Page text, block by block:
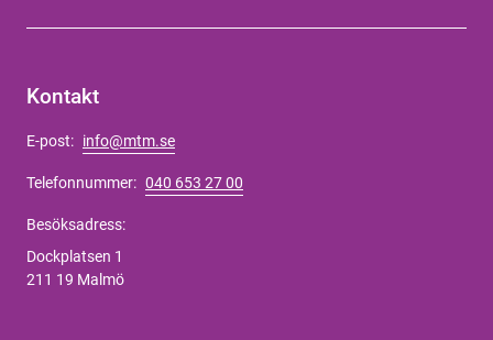
Kontakt
E-post: info@mtm.se
Telefonnummer: 040 653 27 00
Besöksadress:
Dockplatsen 1
211 19 Malmö